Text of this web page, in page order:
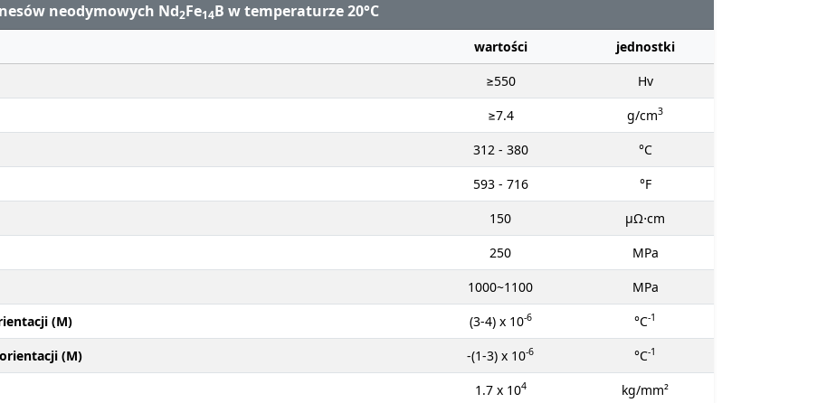
neodymowych Nd2Fe14B w temperaturze 20°C
wartości
jednostki
≥550
Hv
≥7.4 g/cm3
312 - 380
°C
593 - 716
°F
150
μΩ⋅cm
250
MPa
1000~1100
MPa
(M)
(3-4) x 10-6 °C-1
(M) -(1-3) x 10-6 °C-1
1.7 x 104 kg/mm²